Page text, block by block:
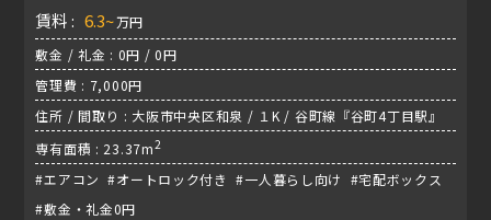
賃料 : 6.3~万円
敷金 / 礼金 : 0円 / 0円
管理費 : 7,000円
住所 / 間取り : 大阪市中央区和泉 / １K / 谷町線『谷町4丁目駅』
専有面積 : 23.37m2
#エアコン #オートロック付き #一人暮らし向け #宅配ボックス
#敷金・礼金0円